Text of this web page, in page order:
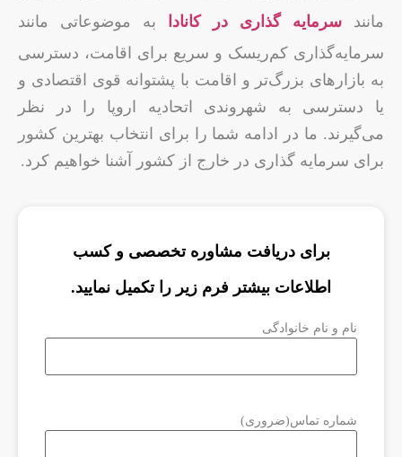
مانند سرمایه گذاری در کانادا
به موضوعاتی مانند
سرمایه‌گذاری کم‌ریسک و سریع برای اقامت، دسترسی
به بازارهای بزرگ‌تر و اقامت با پشتوانه قوی اقتصادی و
یا دسترسی به شهروندی اتحادیه اروپا را در نظر
می‌گیرند. ما در ادامه شما را برای انتخاب بهترین کشور
برای سرمایه گذاری در خارج از کشور آشنا خواهیم کرد.
برای دریافت مشاوره تخصصی و کسب
اطلاعات بیشتر فرم زیر را تکمیل نمایید.
نام و نام خانوادگی
شماره تماس(ضروری)